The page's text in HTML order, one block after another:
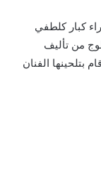
كبار كلطفي
من تأليف
بتلحينها الفنان